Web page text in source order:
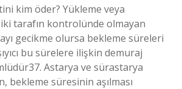
kim öder? Yükleme veya
tarafın kontrolünde olmayan
gecikme olursa bekleme süreleri
bu sürelere ilişkin demuraj
Astarya ve sürastarya
bekleme süresinin aşılması